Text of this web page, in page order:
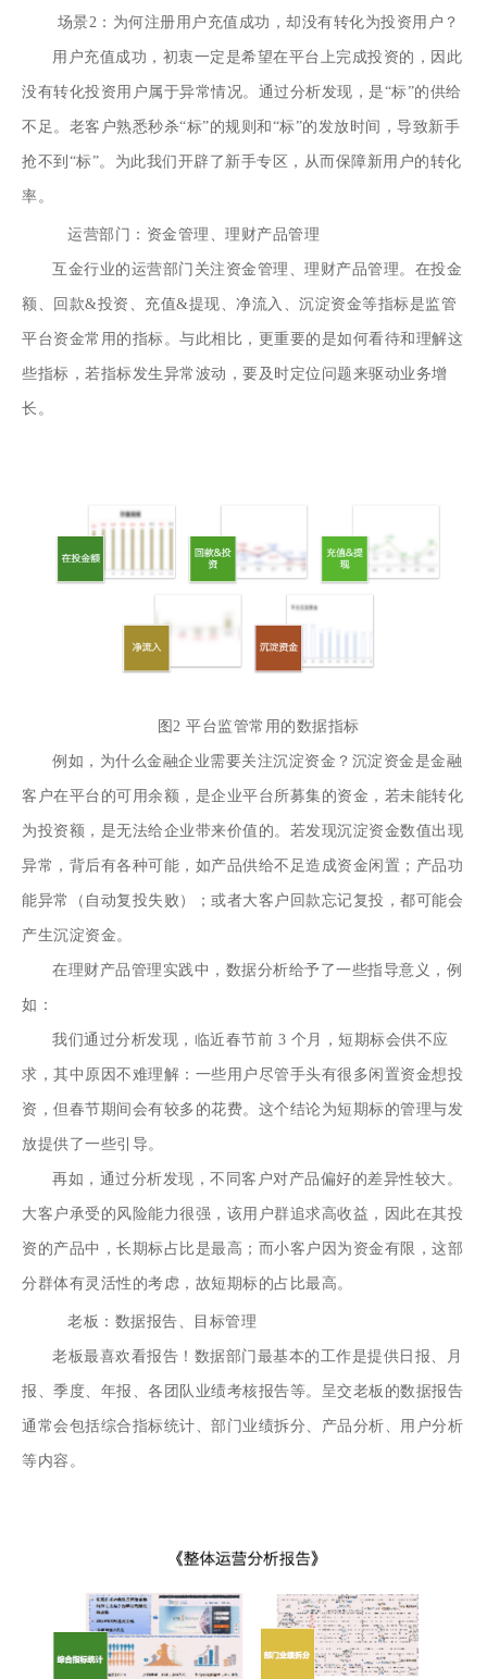
场景2：为何注册用户充值成功，却没有转化为投资用户？
用户充值成功，初衷一定是希望在平台上完成投资的，因此
没有转化投资用户属于异常情况。通过分析发现，是“标”的供给
不足。老客户熟悉秒杀“标”的规则和“标”的发放时间，导致新手
抢不到“标”。为此我们开辟了新手专区，从而保障新用户的转化
率。
运营部门：资金管理、理财产品管理
互金行业的运营部门关注资金管理、理财产品管理。在投金
额、回款&投资、充值&提现、净流入、沉淀资金等指标是监管
平台资金常用的指标。与此相比，更重要的是如何看待和理解这
些指标，若指标发生异常波动，要及时定位问题来驱动业务增
长。
图2 平台监管常用的数据指标
例如，为什么金融企业需要关注沉淀资金？沉淀资金是金融
客户在平台的可用余额，是企业平台所募集的资金，若未能转化
为投资额，是无法给企业带来价值的。若发现沉淀资金数值出现
异常，背后有各种可能，如产品供给不足造成资金闲置；产品功
能异常（自动复投失败）；或者大客户回款忘记复投，都可能会
产生沉淀资金。
在理财产品管理实践中，数据分析给予了一些指导意义，例
如：
我们通过分析发现，临近春节前 3 个月，短期标会供不应
求，其中原因不难理解：一些用户尽管手头有很多闲置资金想投
资，但春节期间会有较多的花费。这个结论为短期标的管理与发
放提供了一些引导。
再如，通过分析发现，不同客户对产品偏好的差异性较大。
大客户承受的风险能力很强，该用户群追求高收益，因此在其投
资的产品中，长期标占比是最高；而小客户因为资金有限，这部
分群体有灵活性的考虑，故短期标的占比最高。
老板：数据报告、目标管理
老板最喜欢看报告！数据部门最基本的工作是提供日报、月
报、季度、年报、各团队业绩考核报告等。呈交老板的数据报告
通常会包括综合指标统计、部门业绩拆分、产品分析、用户分析
等内容。